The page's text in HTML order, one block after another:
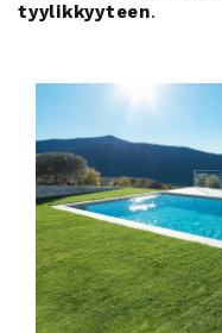
tyylikkyyteen.